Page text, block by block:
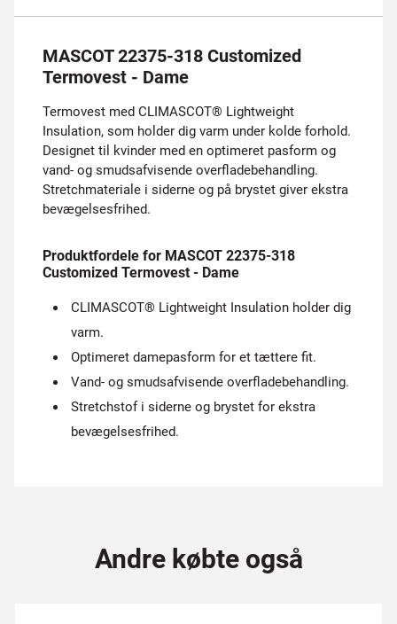
MASCOT 22375-318 Customized
Termovest - Dame
Termovest med CLIMASCOT® Lightweight
Insulation, som holder dig varm under kolde forhold.
Designet til kvinder med en optimeret pasform og
vand- og smudsafvisende overfladebehandling.
Stretchmateriale i siderne og på brystet giver ekstra
bevægelsesfrihed.
Produktfordele for MASCOT 22375-318
Customized Termovest - Dame
CLIMASCOT® Lightweight Insulation holder dig
varm.
Optimeret damepasform for et tættere fit.
Vand- og smudsafvisende overfladebehandling.
Stretchstof i siderne og brystet for ekstra
bevægelsesfrihed.
Andre købte også